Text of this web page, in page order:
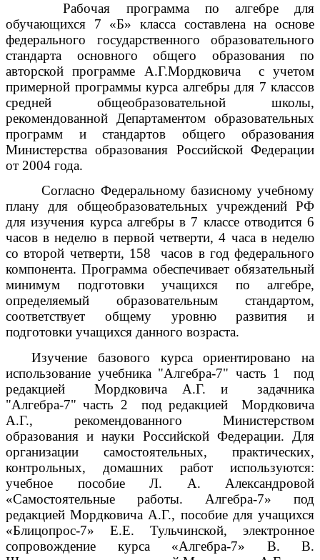
Рабочая программа по алгебре для
обучающихся 7 «Б» класса составлена на основе
федерального государственного образовательного
стандарта основного общего образования по
авторской программе А.Г.Мордковича с учетом
примерной программы курса алгебры для 7 классов
средней общеобразовательной школы,
рекомендованной Департаментом образовательных
программ и стандартов общего образования
Министерства образования Российской Федерации
от 2004 года.
Согласно Федеральному базисному учебному
плану для общеобразовательных учреждений РФ
для изучения курса алгебры в 7 классе отводится 6
часов в неделю в первой четверти, 4 часа в неделю
со второй четверти, 158 часов в год федерального
компонента. Программа обеспечивает обязательный
минимум подготовки учащихся по алгебре,
определяемый образовательным стандартом,
соответствует общему уровню развития и
подготовки учащихся данного возраста.
Изучение базового курса ориентировано на
использование учебника "Алгебра-7" часть 1 под
редакцией Мордковича А.Г. и задачника
"Алгебра-7" часть 2 под редакцией Мордковича
А.Г., рекомендованного Министерством
образования и науки Российской Федерации. Для
организации самостоятельных, практических,
контрольных, домашних работ используются:
учебное пособие Л. А. Александровой
«Самостоятельные работы. Алгебра-7» под
редакцией Мордковича А.Г., пособие для учащихся
«Блицопрос-7» Е.Е. Тульчинской, электронное
сопровождение курса «Алгебра-7» В. В.